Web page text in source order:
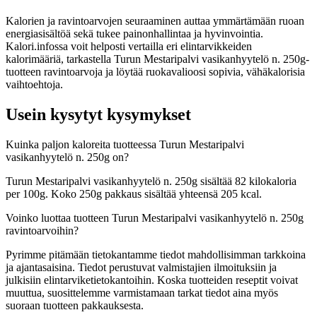
Kalorien ja ravintoarvojen seuraaminen auttaa ymmärtämään ruoan
energiasisältöä sekä tukee painonhallintaa ja hyvinvointia.
Kalori.infossa voit helposti vertailla eri elintarvikkeiden
kalorimääriä, tarkastella Turun Mestaripalvi vasikanhyytelö n. 250g-
tuotteen ravintoarvoja ja löytää ruokavalioosi sopivia, vähäkalorisia
vaihtoehtoja.
Usein kysytyt kysymykset
Kuinka paljon kaloreita tuotteessa Turun Mestaripalvi
vasikanhyytelö n. 250g on?
Turun Mestaripalvi vasikanhyytelö n. 250g sisältää 82 kilokaloria
per 100g. Koko 250g pakkaus sisältää yhteensä 205 kcal.
Voinko luottaa tuotteen Turun Mestaripalvi vasikanhyytelö n. 250g
ravintoarvoihin?
Pyrimme pitämään tietokantamme tiedot mahdollisimman tarkkoina
ja ajantasaisina. Tiedot perustuvat valmistajien ilmoituksiin ja
julkisiin elintarviketietokantoihin. Koska tuotteiden reseptit voivat
muuttua, suosittelemme varmistamaan tarkat tiedot aina myös
suoraan tuotteen pakkauksesta.